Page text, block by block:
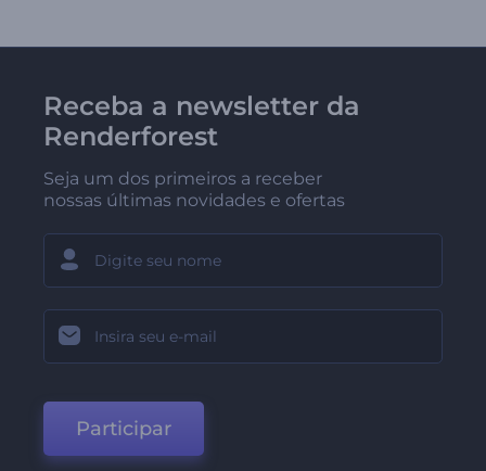
Receba a newsletter da
Renderforest
Seja um dos primeiros a receber
nossas últimas novidades e ofertas
Participar